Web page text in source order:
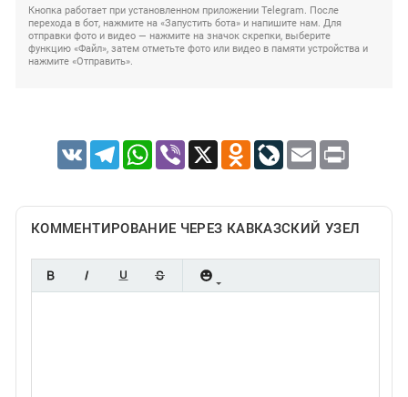
Кнопка работает при установленном приложении Telegram. После
перехода в бот, нажмите на «Запустить бота» и напишите нам. Для
отправки фото и видео — нажмите на значок скрепки, выберите
функцию «Файл», затем отметьте фото или видео в памяти устройства и
нажмите «Отправить».
VK TelegramWhatsApp
Viber X Odnoklassniki
LiveJournal
Email Print
КОММЕНТИРОВАНИЕ ЧЕРЕЗ КАВКАЗСКИЙ УЗЕЛ